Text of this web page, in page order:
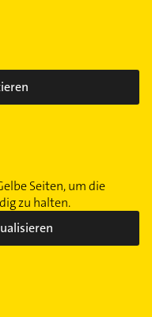
Seiten, um die
zu halten.